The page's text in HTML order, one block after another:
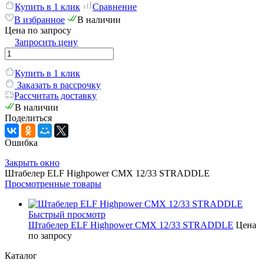
Купить в 1 клик
Сравнение
В избранное
В наличии
Цена по запросу
Запросить цену
Купить в 1 клик
Заказать в рассрочку
Рассчитать доставку
В наличии
Поделиться
Ошибка
Закрыть окно
Штабелер ELF Highpower CMX 12/33 STRADDLE
Просмотренные товары
Быстрый просмотр
Штабелер ELF Highpower CMX 12/33 STRADDLE Цена
по запросу
Каталог